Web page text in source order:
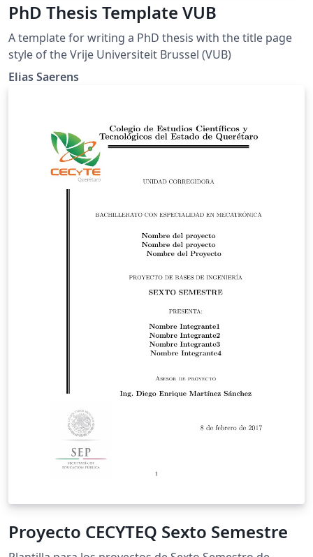
PhD Thesis Template VUB
A template for writing a PhD thesis with the title page
style of the Vrije Universiteit Brussel (VUB)
Elias Saerens
Proyecto CECYTEQ Sexto Semestre